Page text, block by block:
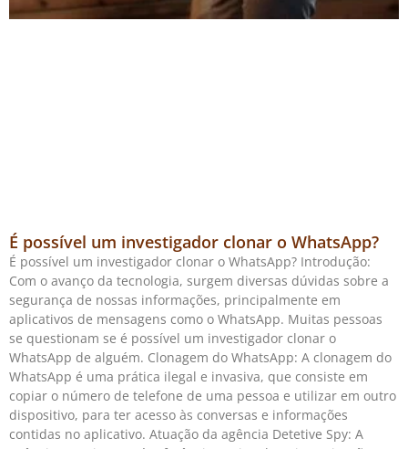
É possível um investigador clonar o WhatsApp?
É possível um investigador clonar o WhatsApp? Introdução:
Com o avanço da tecnologia, surgem diversas dúvidas sobre a
segurança de nossas informações, principalmente em
aplicativos de mensagens como o WhatsApp. Muitas pessoas
se questionam se é possível um investigador clonar o
WhatsApp de alguém. Clonagem do WhatsApp: A clonagem do
WhatsApp é uma prática ilegal e invasiva, que consiste em
copiar o número de telefone de uma pessoa e utilizar em outro
dispositivo, para ter acesso às conversas e informações
contidas no aplicativo. Atuação da agência Detetive Spy: A